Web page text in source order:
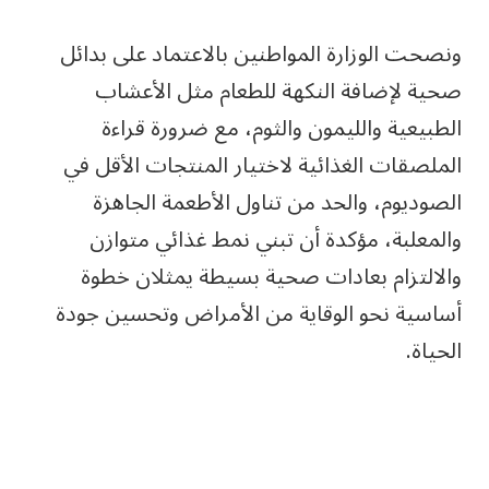
ونصحت الوزارة المواطنين بالاعتماد على بدائل
صحية لإضافة النكهة للطعام مثل الأعشاب
الطبيعية والليمون والثوم، مع ضرورة قراءة
الملصقات الغذائية لاختيار المنتجات الأقل في
الصوديوم، والحد من تناول الأطعمة الجاهزة
والمعلبة، مؤكدة أن تبني نمط غذائي متوازن
والالتزام بعادات صحية بسيطة يمثلان خطوة
أساسية نحو الوقاية من الأمراض وتحسين جودة
الحياة.